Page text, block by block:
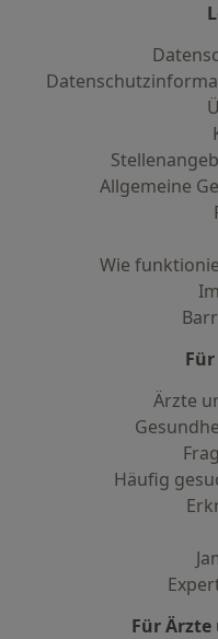
Allgemeine
Wie
Ärzte
Häufig
Für